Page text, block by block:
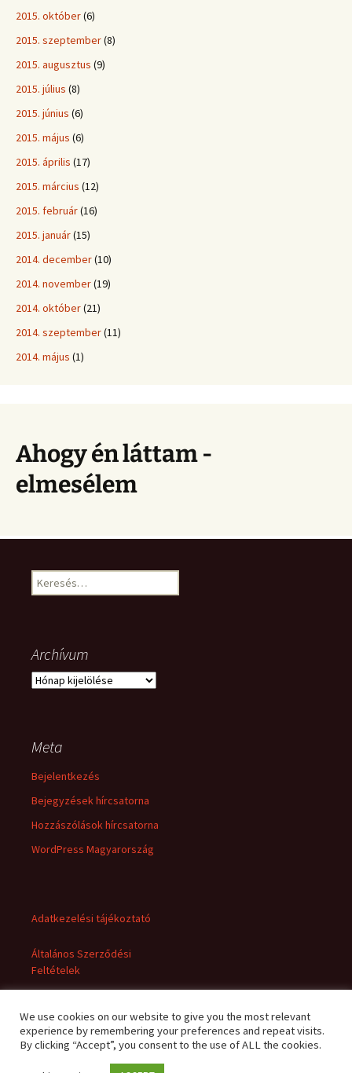
2015. október(6)
2015. szeptember(8)
2015. augusztus (9)
2015. július (8)
2015. június (6)
2015. május (6)
2015. április (17)
2015. március (12)
2015. február(16)
2015. január(15)
2014. december(10)
2014. november(19)
2014. október(21)
2014. szeptember(11)
2014. május (1)
Ahogy én láttam -
elmesélem
Keresés:
Archívum
Archívum
Meta
Bejelentkezés
Bejegyzések hírcsatorna
Hozzászólások hírcsatorna
WordPress Magyarország
Adatkezelési tájékoztató
Általános Szerződési
Feltételek
We use cookies on our website to give you the most relevant
experience by remembering your preferences and repeat visits.
By clicking “Accept”, you consent to the use of ALL the cookies.